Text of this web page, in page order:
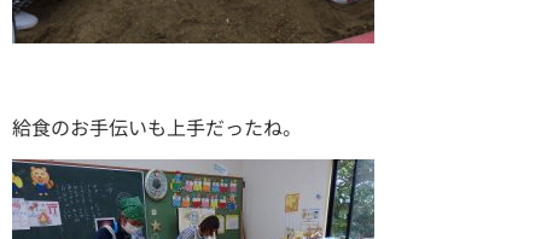
給食のお手伝いも上手だったね。